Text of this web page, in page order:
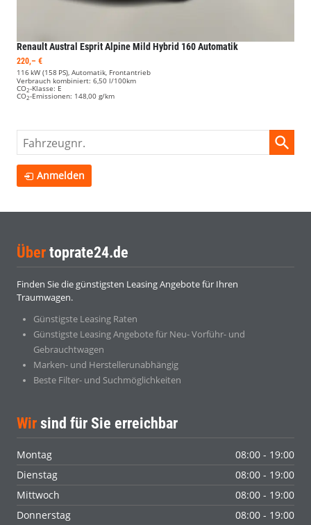
Renault Austral Esprit Alpine Mild Hybrid 160 Automatik
220,– €
116 kW (158 PS), Automatik, Frontantrieb
Verbrauch kombiniert: 6,50 l/100km
CO2-Klasse: E
CO2-Emissionen: 148,00 g/km
Fahrzeugnr.
Anmelden
Über toprate24.de
Finden Sie die günstigsten Leasing Angebote für Ihren
Traumwagen.
Günstigste Leasing Raten
Günstigste Leasing Angebote für Neu- Vorführ- und
Gebrauchtwagen
Marken- und Herstellerunabhängig
Beste Filter- und Suchmöglichkeiten
Wir sind für Sie erreichbar
Montag
08:00 - 19:00
Dienstag
08:00 - 19:00
Mittwoch
08:00 - 19:00
Donnerstag
08:00 - 19:00